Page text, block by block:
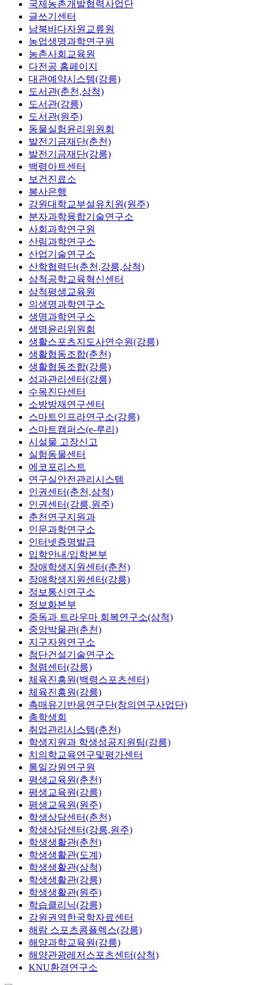
국제농촌개발협력사업단
글쓰기센터
남북바다자원교류원
농업생명과학연구원
농촌사회교육원
다전공 홈페이지
대관예약시스템(강릉)
도서관(춘천,삼척)
도서관(강릉)
도서관(원주)
동물실험윤리위원회
발전기금재단(춘천)
발전기금재단(강릉)
백령아트센터
보건진료소
봉사은행
강원대학교부설유치원(원주)
분자과학융합기술연구소
사회과학연구원
산림과학연구소
산업기술연구소
산학협력단(춘천,강릉,삼척)
삼척공학교육혁신센터
삼척평생교육원
의생명과학연구소
생명과학연구소
생명윤리위원회
생활스포츠지도사연수원(강릉)
생활협동조합(춘천)
생활협동조합(강릉)
성과관리센터(강릉)
수목진단센터
소방방재연구센터
스마트인프라연구소(강릉)
스마트캠퍼스(e-루리)
시설물 고장신고
실험동물센터
에코포리스트
연구실안전관리시스템
인권센터(춘천,삼척)
인권센터(강릉,원주)
춘천연구지원과
인문과학연구소
인터넷증명발급
입학안내/입학본부
장애학생지원센터(춘천)
장애학생지원센터(강릉)
정보통신연구소
정보화본부
중독과 트라우마 회복연구소(삼척)
중앙박물관(춘천)
지구자원연구소
첨단건설기술연구소
청렴센터(강릉)
체육진흥원(백령스포츠센터)
체육진흥원(강릉)
촉매유기반응연구단(창의연구사업단)
총학생회
취업관리시스템(춘천)
학생지원과 학생성공지원팀(강릉)
치의학교육연구및평가센터
통일강원연구원
평생교육원(춘천)
평생교육원(강릉)
평생교육원(원주)
학생상담센터(춘천)
학생상담센터(강릉,원주)
학생생활관(춘천)
학생생활관(도계)
학생생활관(삼척)
학생생활관(강릉)
학생생활관(원주)
학습클리닉(강릉)
강원권역한국학자료센터
해람 스포츠콤플렉스(강릉)
해양과학교육원(강릉)
해양관광레저스포츠센터(삼척)
KNU환경연구소